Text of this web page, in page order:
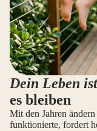
Dein Leben
es bleiben
Mit den Jahren
funktionierte, fordert